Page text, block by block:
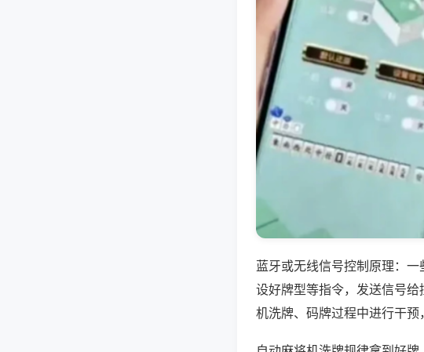
蓝牙或无线信号控制原理：
设好牌型等指令，发送信号
机洗牌、码牌过程中进行干预